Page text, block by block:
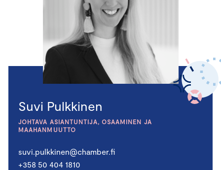
Suvi Pulkkinen
JOHTAVA ASIANTUNTIJA, OSAAMINEN JA
MAAHANMUUTTO
suvi.pulkkinen@chamber.fi
+358 50 404 1810